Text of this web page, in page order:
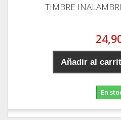
TIMBRE
Añadir al
En